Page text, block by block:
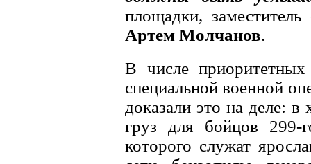
площадки, заместитель
Артем Молчанов.
В числе
специальной военной
доказали это на деле:
груз для бойцов 299-
которого служат